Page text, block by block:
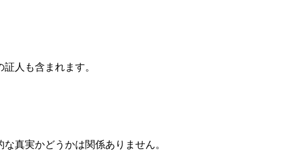
人も含まれます。
真実かどうかは関係ありません。